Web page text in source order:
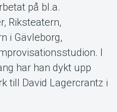
på bl.a.
Riksteatern,
i Gävleborg,
I
har han dykt upp
till David Lagercrantz i